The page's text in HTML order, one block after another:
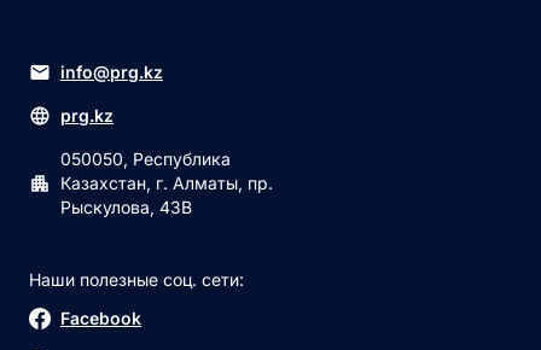
info@prg.kz
prg.kz
050050, Республика
Казахстан, г. Алматы, пр.
Рыскулова, 43В
Наши полезные соц. сети:
Facebook